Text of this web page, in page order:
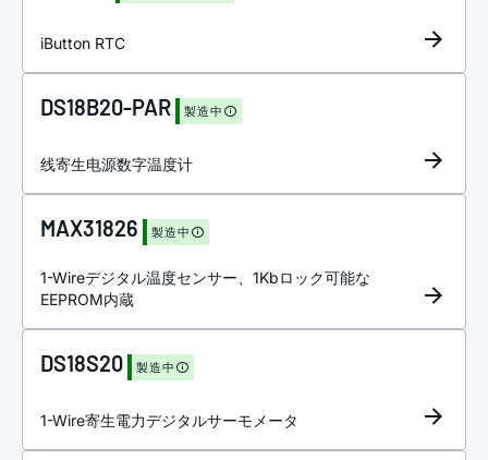
iButton RTC
DS18B20-PAR 製造中
线寄生电源数字温度计
MAX31826 製造中
1-Wireデジタル温度センサー、1Kbロック可能な
EEPROM内蔵
DS18S20 製造中
1-Wire寄生電力デジタルサーモメータ